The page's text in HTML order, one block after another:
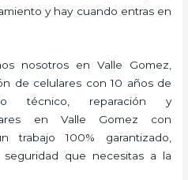
y hay cuando entras en
nosotros en Valle Gomez,
de celulares con 10 años de
técnico, reparación y
en Valle Gomez con
trabajo 100% garantizado,
que necesitas a la